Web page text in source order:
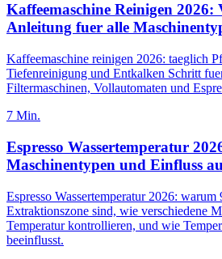
Kaffeemaschine Reinigen 2026:
Anleitung fuer alle
Kaffeemaschine reinigen 2026: taeglich
Tiefenreinigung und Entkalken Schritt
Filtermaschinen, Vollautomaten und
7 Min.
Espresso Wassertemperatur
Maschinentypen und Einfluss
Espresso Wassertemperatur 2026:
Extraktionszone sind, wie verschiedene
Temperatur kontrollieren, und wie
beeinflusst.